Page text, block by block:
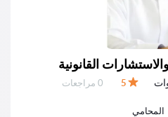
القانونية
5 عدد المراجعات:
0 مراجعات
المحامي